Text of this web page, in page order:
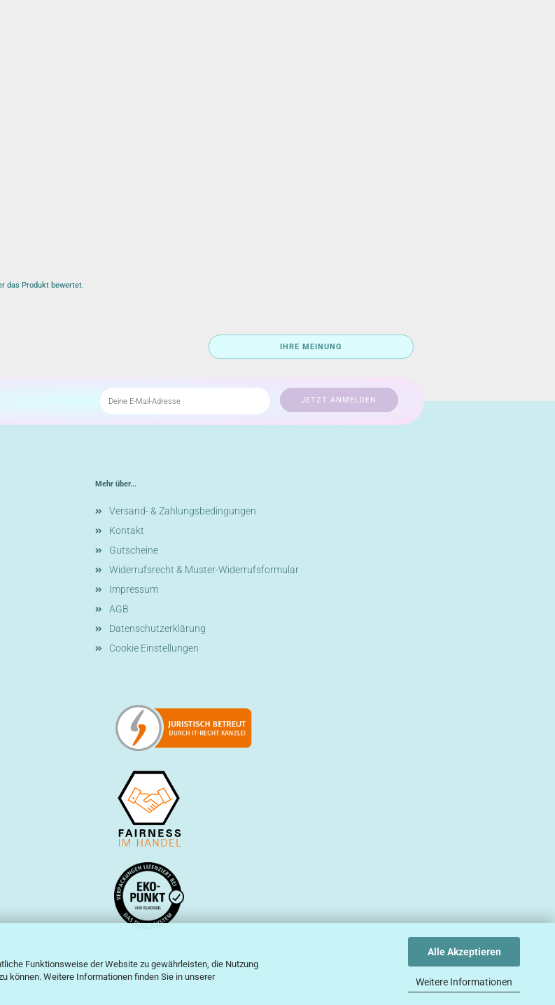
Funktionsweise der Website zu gewährleisten, die Nutzung
können. Weitere Informationen finden Sie in unserer
Alle Akzeptieren
Weitere Informationen
das Produkt bewertet.
IHRE MEINUNG
Mehr über...
Versand- & Zahlungsbedingungen
Kontakt
Gutscheine
Widerrufsrecht & Muster-Widerrufsformular
Impressum
AGB
Datenschutzerklärung
Cookie Einstellungen
erstellen mit Gambio.de © 2026